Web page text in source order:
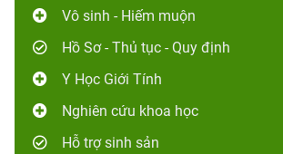
Vô sinh - Hiếm muộn
Hồ Sơ - Thủ tục - Quy định
Y Học Giới Tính
Nghiên cứu khoa học
Hỗ trợ sinh sản